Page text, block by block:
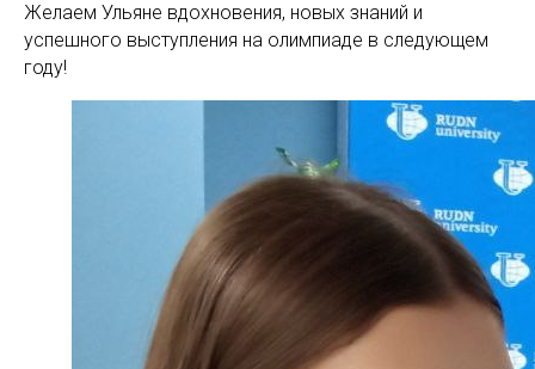
Желаем Ульяне вдохновения, новых знаний и
успешного выступления на олимпиаде в следующем
году!